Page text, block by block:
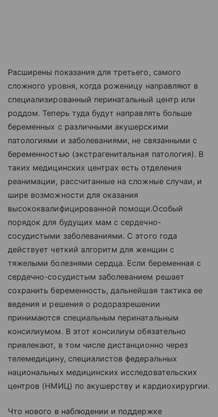
Расширены показания для третьего, самого
сложного уровня, когда роженицу направляют в
специализированный перинатальный центр или
роддом. Теперь туда будут направлять больше
беременных с различными акушерскими
патологиями и заболеваниями, не связанными с
беременностью (экстрагенитальная патология). В
таких медицинских центрах есть отделения
реанимации, рассчитанные на сложные случаи, и
шире возможности для оказания
высококвалифицированной помощи.Особый
порядок для будущих мам с сердечно-
сосудистыми заболеваниями. С этого года
действует четкий алгоритм для женщин с
тяжелыми болезнями сердца. Если беременная с
сердечно-сосудистым заболеванием решает
сохранить беременность, дальнейшая тактика ее
ведения и решения о родоразрешении
принимаются специальным перинатальным
консилиумом. В этот консилиум обязательно
привлекают, в том числе дистанционно через
телемедицину, специалистов федеральных
национальных медицинских исследовательских
центров (НМИЦ) по акушерству и кардиохирургии.
Что нового в наблюдении и поддержке